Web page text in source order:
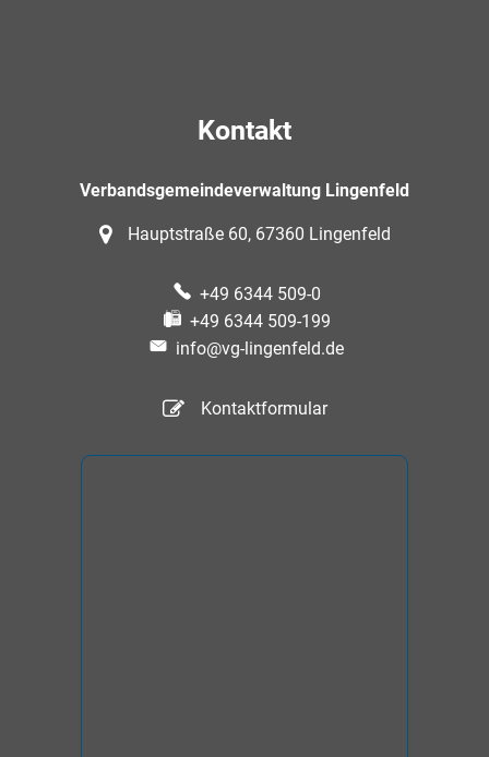
Kontakt
Verbandsgemeindeverwaltung Lingenfeld
Hauptstraße 60, 67360 Lingenfeld
+49 6344 509-0
+49 6344 509-199
info@vg-lingenfeld.de
Kontaktformular